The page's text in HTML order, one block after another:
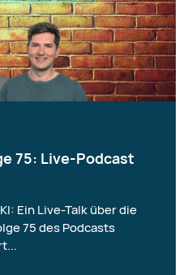
75: Live-Podcast
Ein Live-Talk über die